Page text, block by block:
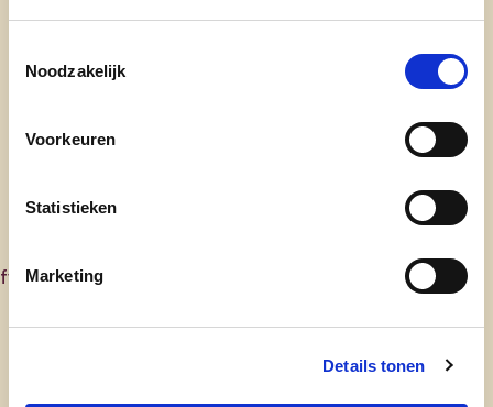
Noodzakelijk
Voorkeuren
Statistieken
Marketing
Details tonen
fvermeulen@cdenv.be